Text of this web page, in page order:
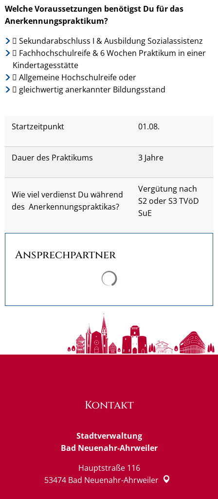
Welche Voraussetzungen benötigst Du für das
Anerkennungspraktikum?
 Sekundarabschluss I & Ausbildung Sozialassistenz
 Fachhochschulreife & 6 Wochen Praktikum in einer
Kindertagesstätte
 Allgemeine Hochschulreife oder
 gleichwertig anerkannter Bildungsstand
Startzeitpunkt 01.08.
Dauer des Praktikums 3 Jahre
Wie viel verdienst Du während
des Anerkennungspraktikas?
Vergütung nach
S2 oder S3 TVöD
SuE
Ansprechpartner
Kontakt
Stadtverwaltung
Bad Neuenahr-Ahrweiler
Hauptstraße 116
53474 Bad Neuenahr-Ahrweiler